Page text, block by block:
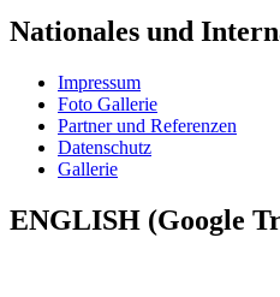
Nationales und
Impressum
Foto Gallerie
Partner und Referenzen
Datenschutz
Gallerie
ENGLISH (Google